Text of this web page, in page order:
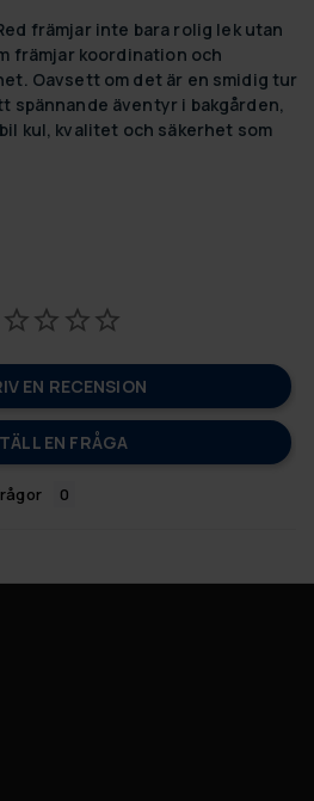
främjar inte bara rolig lek utan
främjar koordination och
Oavsett om det är en smidig tur
spännande äventyr i bakgården,
kul, kvalitet och säkerhet som
EN RECENSION
EN FRÅGA